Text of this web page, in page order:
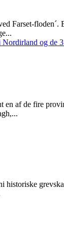
Farset-
af de fire
historiske